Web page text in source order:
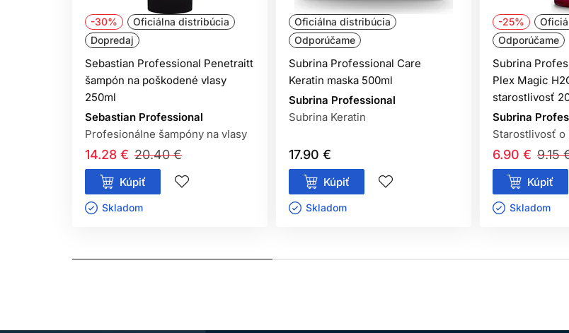
-30%
Oficiálna distribúcia
Dopredaj
Sebastian Professional Penetraitt
šampón na poškodené vlasy
250ml
Sebastian Professional
Profesionálne šampóny na vlasy
20.40 €
14.28 €
Kúpiť
Skladom ㅤ
Oficiálna distribúcia
Odporúčame
Subrina Professional Care
Keratin maska 500ml
Subrina Professional
Subrina Keratin
17.90 €
Kúpiť
Skladom ㅤ
-25%
Odporúčame
Subrina
Plex Magic
starostlivosť
Subrina
Starostlivosť o
9.15
6.90 €
Kúpiť
Skladom ㅤ